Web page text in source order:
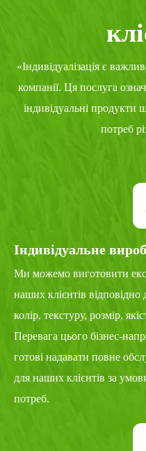
«Індивідуалізація є
компанії. Ця послуга
індивідуальні продукти
потреб
Індивідуальне
Ми можемо виготовити
наших клієнтів
колір, текстуру, розмір,
Перевага цього бізнес-
готові надавати повне
для наших клієнтів за
потреб.